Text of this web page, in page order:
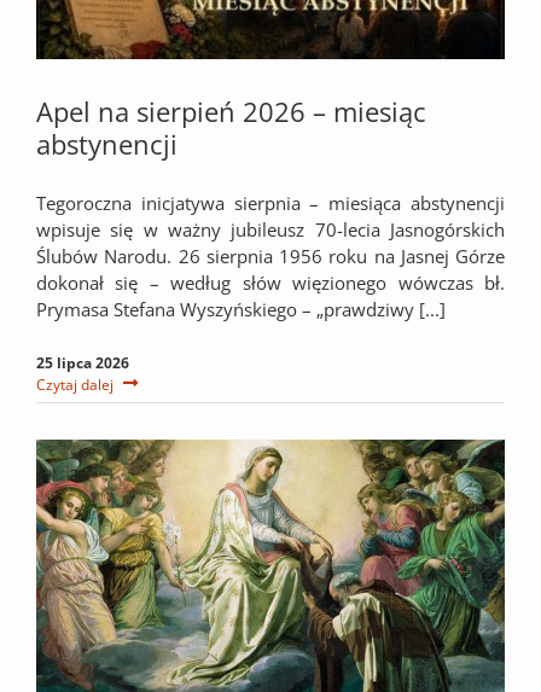
Apel na sierpień 2026 – miesiąc
abstynencji
Tegoroczna inicjatywa sierpnia – miesiąca abstynencji
wpisuje się w ważny jubileusz 70-lecia Jasnogórskich
Ślubów Narodu. 26 sierpnia 1956 roku na Jasnej Górze
dokonał się – według słów więzionego wówczas bł.
Prymasa Stefana Wyszyńskiego – „prawdziwy [...]
25 lipca 2026
Czytaj dalej